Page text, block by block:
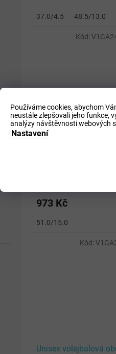
Používáme cookies, abychom
neustále zlepšovali jeho funkce,
analýzy návštěvnosti webových
Nastavení
37.0/4.5 48.5/13.0
973 Kč
51.0/15.0
Kód:
Unisex volejbalová
Kód: